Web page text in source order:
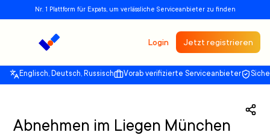
Nr. 1 Plattform für Expats, um verlässliche Serviceanbieter zu finden
Login Jetzt registrieren
Englisch, Deutsch, Russisch Vorab verifizierte Serviceanbieter
Abnehmen im Liegen München